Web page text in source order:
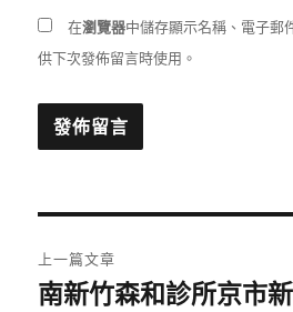
在瀏覽器中儲存顯示名稱、電子郵
供下次發佈留言時使用。
章
上一篇文章
上
南新竹森和診所京市